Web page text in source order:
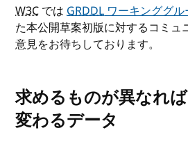
W3C ではGRDDLワーキンググル
た本公開草案初版に対するコミュ
意見をお待ちしております。
求めるものが異なれ
変わるデータ